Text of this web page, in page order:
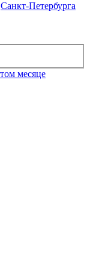
Санкт-Петербурга
месяце